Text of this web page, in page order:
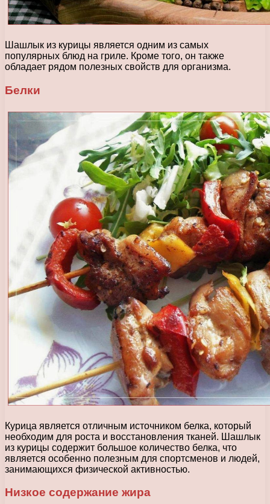
Шашлык из курицы является одним из самых
популярных блюд на гриле. Кроме того, он также
обладает рядом полезных свойств для организма.
Белки
Курица является отличным источником белка, который
необходим для роста и восстановления тканей. Шашлык
из курицы содержит большое количество белка, что
является особенно полезным для спортсменов и людей,
занимающихся физической активностью.
Низкое содержание жира